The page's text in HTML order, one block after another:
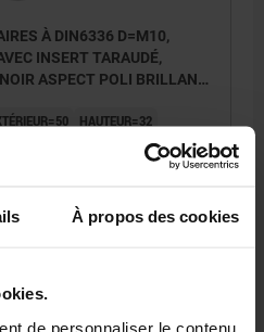
À propos des cookies
de personnaliser le contenu
À DIN6336 D=M10,
INSERT TARAUDÉ,
ASPECT POLI BRILLANT,
HAUTEUR=32
PROFONDEUR DE FILETAGE=18